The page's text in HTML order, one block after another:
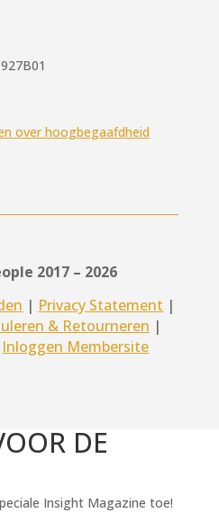
over hoogbegaafdheid
2017 – 2026
| Privacy Statement |
& Retourneren |
Inloggen Membersite
DE
Insight Magazine toe!